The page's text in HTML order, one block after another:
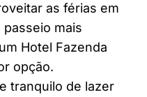
as férias em
mais
Hotel Fazenda
opção.
tranquilo de lazer